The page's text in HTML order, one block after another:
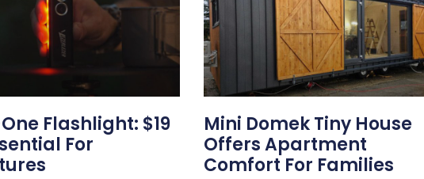
Flashlight: $19
For
Mini Domek Tiny House
Offers Apartment
Comfort For Families